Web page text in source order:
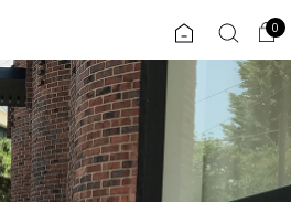
0
ENG
TW
플러스핏 입
0